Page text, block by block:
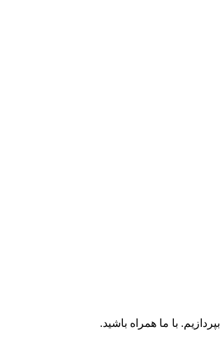
بپردازیم. با ما همراه باشید.